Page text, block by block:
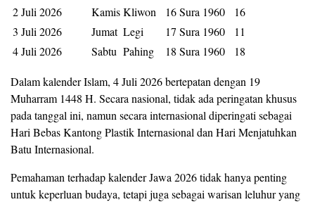
2 Juli 2026
KamisKliwon 16 Sura 1960
16
3 Juli 2026
Jumat Legi 17 Sura 1960
11
4 Juli 2026
Sabtu Pahing 18 Sura 1960 18
Dalam kalender Islam, 4 Juli 2026 bertepatan dengan 19
Muharram 1448 H. Secara nasional, tidak ada peringatan khusus
pada tanggal ini, namun secara internasional diperingati sebagai
Hari Bebas Kantong Plastik Internasional dan Hari Menjatuhkan
Batu Internasional.
Pemahaman terhadap kalender Jawa 2026 tidak hanya penting
untuk keperluan budaya, tetapi juga sebagai warisan leluhur yang